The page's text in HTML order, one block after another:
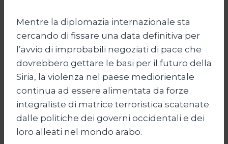
Mentre la diplomazia internazionale sta
cercando di fissare una data definitiva per
l’avvio di improbabili negoziati di pace che
dovrebbero gettare le basi per il futuro della
Siria, la violenza nel paese mediorientale
continua ad essere alimentata da forze
integraliste di matrice terroristica scatenate
dalle politiche dei governi occidentali e dei
loro alleati nel mondo arabo.